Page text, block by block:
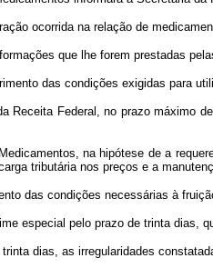
ocorrida na relação de
que lhe forem prestadas
das condições exigidas para
Receita Federal, no prazo máximo
na hipótese de a
tributária nos preços e a
das condições necessárias à
pelo prazo de trinta dias,
dias, as irregularidades